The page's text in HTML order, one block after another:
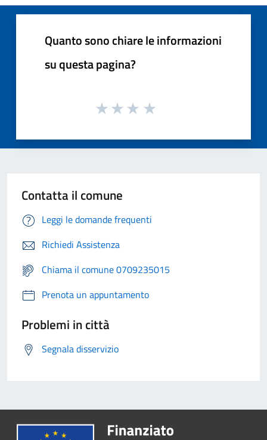
Quanto sono chiare le informazioni
su questa pagina?
Contatta il comune
Leggi le domande frequenti
Richiedi Assistenza
Chiama il comune 0709235015
Prenota un appuntamento
Problemi in città
Segnala disservizio